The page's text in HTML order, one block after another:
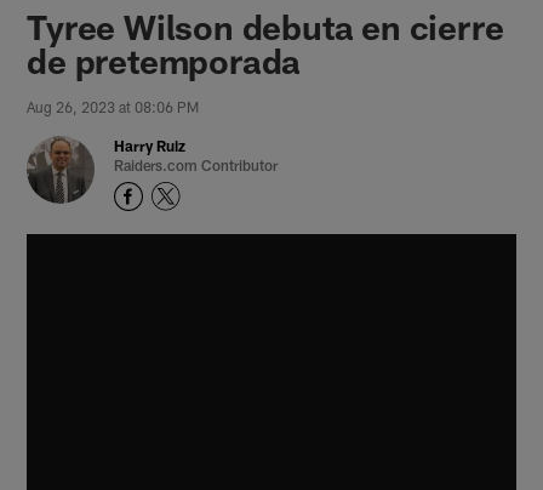
Tyree Wilson debuta en cierre
de pretemporada
Aug 26, 2023 at 08:06 PM
Harry Ruiz
Raiders.com Contributor